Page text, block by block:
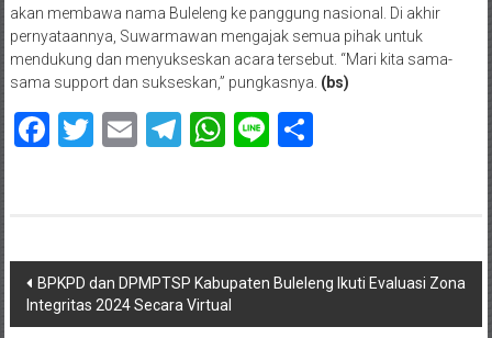
akan membawa nama Buleleng ke panggung nasional. Di akhir
pernyataannya, Suwarmawan mengajak semua pihak untuk
mendukung dan menyukseskan acara tersebut. “Mari kita sama-
sama support dan sukseskan,” pungkasnya. (bs)
Facebook
Twitter
EmailTelegram
WhatsApp
LineShare
Navigasi
pos
BPKPD dan DPMPTSP Kabupaten Buleleng Ikuti Evaluasi Zona
Integritas 2024 Secara Virtual